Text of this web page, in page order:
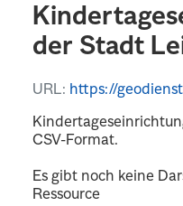
der Stadt
URL: https://geodienste.leipzig.de/l3/OpenData/
CSV-Format.
Es gibt noch keine
Ressource